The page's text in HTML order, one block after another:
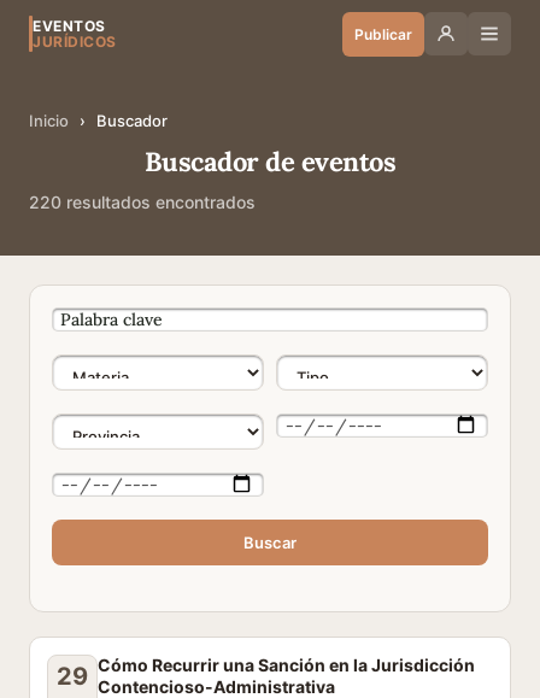
EVENTOS
JURÍDICOS
Publicar
Inicio › Buscador
Buscador de eventos
220 resultados encontrados
Buscar
29 Cómo Recurrir una Sanción en la Jurisdicción
Contencioso-Administrativa